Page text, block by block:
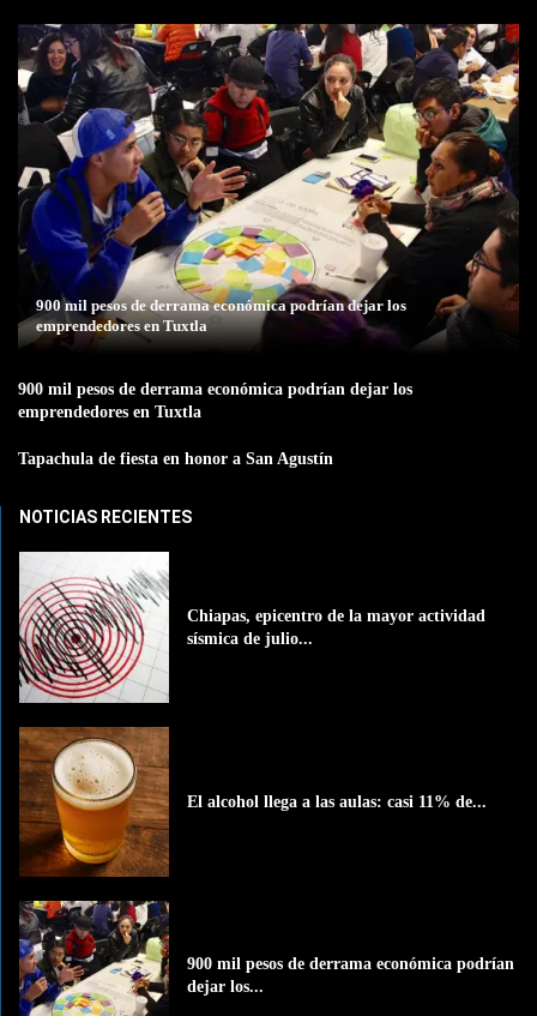
900 mil pesos de derrama económica podrían dejar los
emprendedores en Tuxtla
900 mil pesos de derrama económica podrían dejar los
emprendedores en Tuxtla
Tapachula de fiesta en honor a San Agustín
NOTICIAS RECIENTES
Chiapas, epicentro de la mayor actividad
sísmica de julio...
El alcohol llega a las aulas: casi 11% de...
900 mil pesos de derrama económica podrían
dejar los...